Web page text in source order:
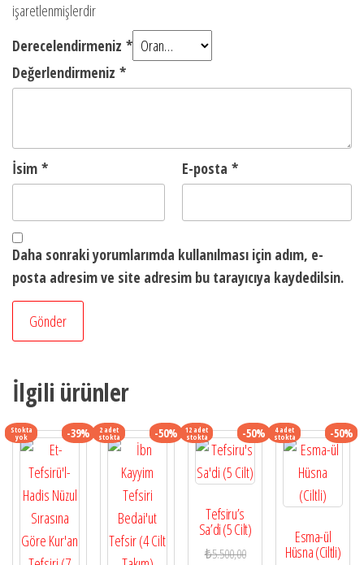
işaretlenmişlerdir
Derecelendirmeniz *
Değerlendirmeniz *
İsim * E-posta *
Daha sonraki yorumlarımda kullanılması için adım, e-
posta adresim ve site adresim bu tarayıcıya kaydedilsin.
İlgili ürünler
Stokta
yok -39% 2 adet
stokta -50% 12 adet
stokta -50%
Tefsiru’s
Sa’di (5 Cilt)
₺5.500,00Orijinal
4 adet
stokta -50%
Esma-ül
Hüsna (Ciltli)